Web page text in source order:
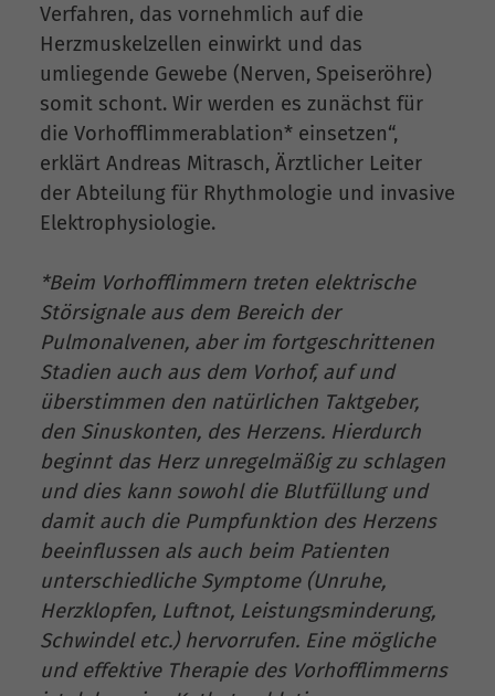
Verfahren, das vornehmlich auf die
Herzmuskelzellen einwirkt und das
umliegende Gewebe (Nerven, Speiseröhre)
somit schont. Wir werden es zunächst für
die Vorhofflimmerablation* einsetzen“,
erklärt Andreas Mitrasch, Ärztlicher Leiter
der Abteilung für Rhythmologie und invasive
Elektrophysiologie.
*Beim Vorhofflimmern treten elektrische
Störsignale aus dem Bereich der
Pulmonalvenen, aber im fortgeschrittenen
Stadien auch aus dem Vorhof, auf und
überstimmen den natürlichen Taktgeber,
den Sinuskonten, des Herzens. Hierdurch
beginnt das Herz unregelmäßig zu schlagen
und dies kann sowohl die Blutfüllung und
damit auch die Pumpfunktion des Herzens
beeinflussen als auch beim Patienten
unterschiedliche Symptome (Unruhe,
Herzklopfen, Luftnot, Leistungsminderung,
Schwindel etc.) hervorrufen. Eine mögliche
und effektive Therapie des Vorhofflimmerns